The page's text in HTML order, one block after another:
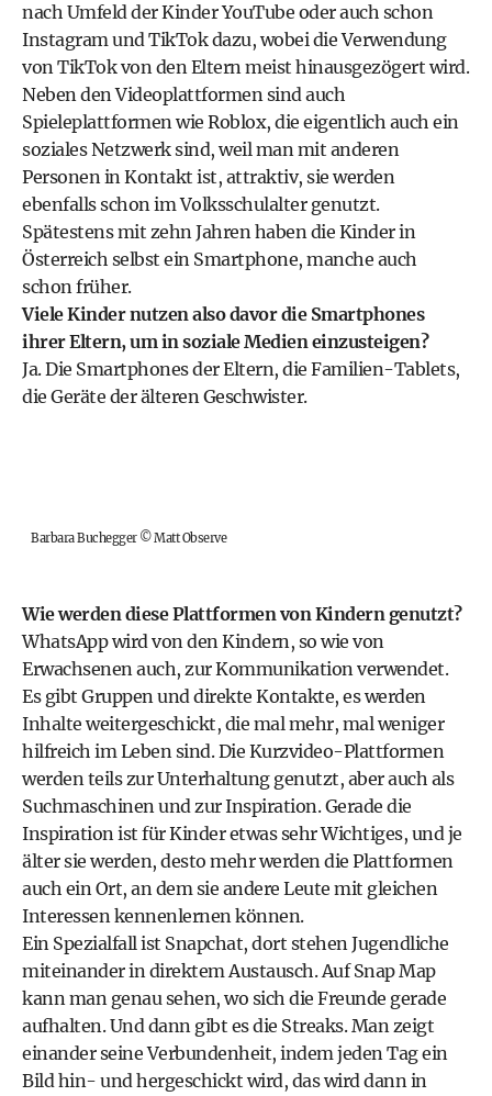
nach Umfeld der Kinder YouTube oder auch schon
Instagram und TikTok dazu, wobei die Verwendung
von TikTok von den Eltern meist hinausgezögert wird.
Neben den Videoplattformen sind auch
Spieleplattformen wie Roblox, die eigentlich auch ein
soziales Netzwerk sind, weil man mit anderen
Personen in Kontakt ist, attraktiv, sie werden
ebenfalls schon im Volksschulalter genutzt.
Spätestens mit zehn Jahren haben die Kinder in
Österreich selbst ein Smartphone, manche auch
schon früher.
Viele Kinder nutzen also davor die Smartphones
ihrer Eltern, um in soziale Medien einzusteigen?
Ja. Die Smartphones der Eltern, die Familien-Tablets,
die Geräte der älteren Geschwister.
Barbara Buchegger©Matt Observe
Wie werden diese Plattformen von Kindern genutzt?
WhatsApp wird von den Kindern, so wie von
Erwachsenen auch, zur Kommunikation verwendet.
Es gibt Gruppen und direkte Kontakte, es werden
Inhalte weitergeschickt, die mal mehr, mal weniger
hilfreich im Leben sind. Die Kurzvideo-Plattformen
werden teils zur Unterhaltung genutzt, aber auch als
Suchmaschinen und zur Inspiration. Gerade die
Inspiration ist für Kinder etwas sehr Wichtiges, und je
älter sie werden, desto mehr werden die Plattformen
auch ein Ort, an dem sie andere Leute mit gleichen
Interessen kennenlernen können.
Ein Spezialfall ist Snapchat, dort stehen Jugendliche
miteinander in direktem Austausch. Auf Snap Map
kann man genau sehen, wo sich die Freunde gerade
aufhalten. Und dann gibt es die Streaks. Man zeigt
einander seine Verbundenheit, indem jeden Tag ein
Bild hin- und hergeschickt wird, das wird dann in